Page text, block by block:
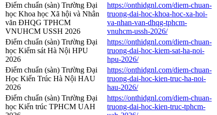
Điểm chuẩn (sàn) Trường Đại
học Khoa học Xã hội và Nhân
văn ĐHQG TPHCM
VNUHCM USSH 2026
https://onthidgnl.com/diem-chuan-
truong-dai-hoc-khoa-hoc-xa-hoi-
va-nhan-van-dhqg-tphcm-
vnuhcm-ussh-2026/
Điểm chuẩn (sàn) Trường Đại
học Kiểm sát Hà Nội HPU
2026
https://onthidgnl.com/diem-chuan-
truong-dai-hoc-kiem-sat-ha-noi-
hpu-2026/
Điểm chuẩn (sàn) Trường Đại
Học Kiến Trúc Hà Nội HAU
2026
https://onthidgnl.com/diem-chuan-
truong-dai-hoc-kien-truc-ha-noi-
hau-2026/
Điểm chuẩn (sàn) Trường Đại
học Kiến trúc TPHCM UAH
https://onthidgnl.com/diem-chuan-
truong-dai-hoc-kien-truc-tphcm-